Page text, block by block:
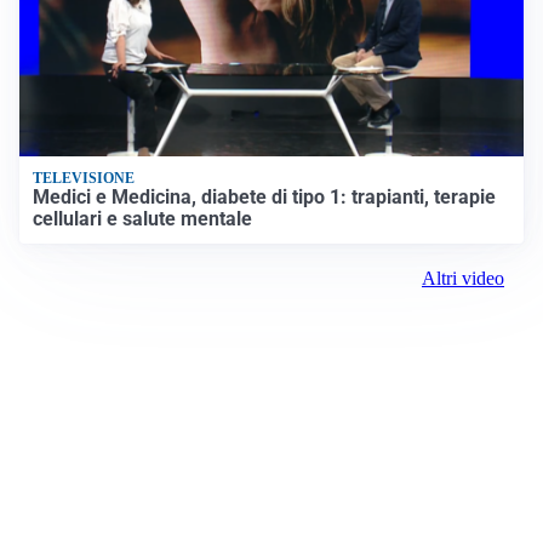
TELEVISIONE
Medici e Medicina, diabete di tipo 1: trapianti, terapie
cellulari e salute mentale
Altri video